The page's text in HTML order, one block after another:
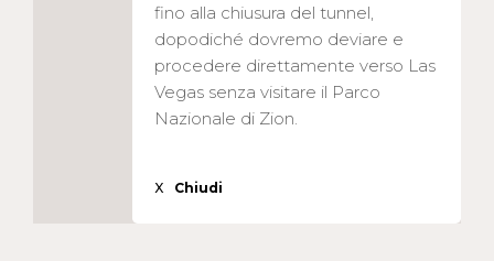
fino alla chiusura del tunnel,
dopodiché dovremo deviare e
procedere direttamente verso Las
Vegas senza visitare il Parco
Nazionale di Zion.
X Chiudi